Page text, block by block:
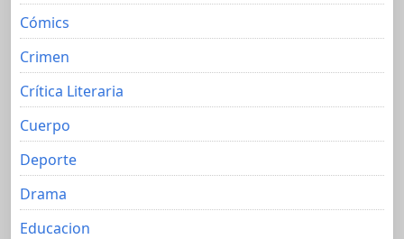
Cómics
Crimen
Crítica Literaria
Cuerpo
Deporte
Drama
Educacion